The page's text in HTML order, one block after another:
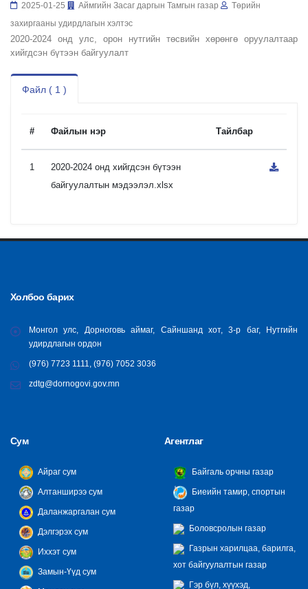
2025-01-25 Аймгийн Засаг даргын Тамгын газар
Төрийн
захиргааны удирдлагын хэлтэс
2020-2024 онд улс, орон нутгийн төсвийн хөрөнгө оруулалтаар
хийгдсэн бүтээн байгуулалт
Файл ( 1 )
# Файлын нэр Тайлбар
1
2020-2024 онд хийгдсэн бүтээн
байгуулалтын мэдээлэл.xlsx
Холбоо барих
Монгол улс, Дорноговь аймаг, Сайншанд хот, 3-р баг, Нутгийн
удирдлагын ордон
(976) 7723 1111, (976) 7052 3036
zdtg@dornogovi.gov.mn
Сум
Айраг сум
Алтанширээ сум
Даланжаргалан сум
Дэлгэрэх сум
Иххэт сум
Замын-Үүд сум
Агентлаг
Байгаль орчны газар
Биеийн тамир, спортын
газар
Боловсролын газар
Газрын харилцаа, барилга,
хот байгуулалтын газар
Гэр бүл, хүүхэд,